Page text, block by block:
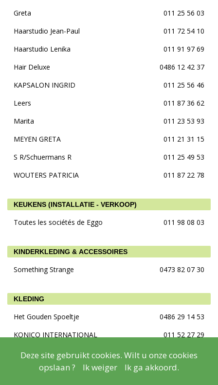
Greta
011 25 56 03
Haarstudio Jean-Paul
011 72 54 10
Haarstudio Lenika
011 91 97 69
Hair Deluxe
0486 12 42 37
KAPSALON INGRID
011 25 56 46
Leers
011 87 36 62
Marita
011 23 53 93
MEYEN GRETA
011 21 31 15
S R/Schuermans R
011 25 49 53
WOUTERS PATRICIA
011 87 22 78
KEUKENS (INSTALLATIE - VERKOOP)
Toutes les sociétés de Eggo 011 98 08 03
KINDERKLEDING & ACCESSOIRES
Something Strange 0473 82 07 30
KLEDING
Het Gouden Spoeltje
0486 29 14 53
KONICO INTERNATIONAL
011 52 27 29
LolaLiza
011 28 80 11
011 22 71 24
Deze site gebruikt cookies. Wilt u onze cookies
opslaan ?
Ik weiger Ik ga akkoord.